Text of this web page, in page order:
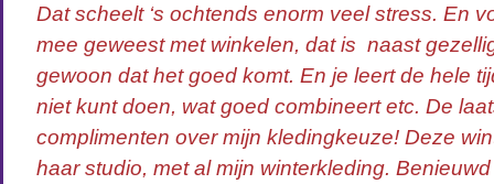
Dat scheelt ‘s ochtends enorm veel stress. En
mee geweest met winkelen, dat is naast
gewoon dat het goed komt. En je leert de hele
niet kunt doen, wat goed combineert etc. De
complimenten over mijn kledingkeuze! Deze
haar studio, met al mijn winterkleding.